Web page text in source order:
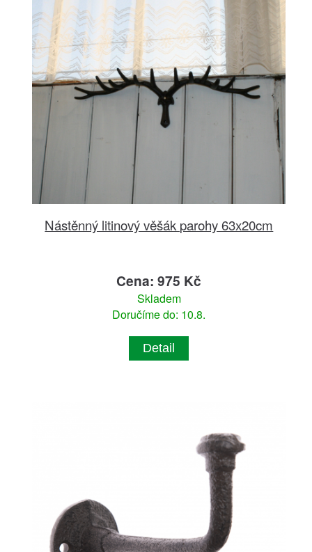
Nástěnný litinový věšák parohy 63x20cm
Cena: 975 Kč
Skladem
Doručíme do: 10.8.
Detail